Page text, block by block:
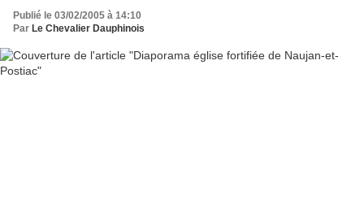
Publié le 03/02/2005 à 14:10
Par Le Chevalier Dauphinois